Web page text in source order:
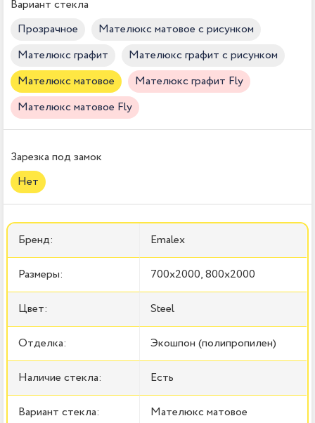
Вариант стекла
Прозрачное
Мателюкс матовое с рисунком
Мателюкс графит
Мателюкс графит с рисунком
Мателюкс матовое
Мателюкс графит Fly
Мателюкс матовое Fly
Зарезка под замок
Нет
Бренд: Emalex
Размеры: 700x2000, 800x2000
Цвет: Steel
Отделка: Экошпон (полипропилен)
Наличие стекла: Есть
Вариант стекла: Мателюкс матовое